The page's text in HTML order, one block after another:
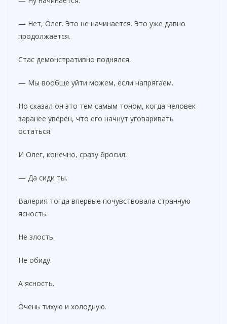
— Нет, Олег. Это не начинается. Это уже давно
продолжается.
Стас демонстративно поднялся.
— Мы вообще уйти можем, если напрягаем.
Но сказал он это тем самым тоном, когда человек
заранее уверен, что его начнут уговаривать
остаться.
И Олег, конечно, сразу бросил:
— Да сиди ты.
Валерия тогда впервые почувствовала странную
ясность.
Не злость.
Не обиду.
А ясность.
Очень тихую и холодную.